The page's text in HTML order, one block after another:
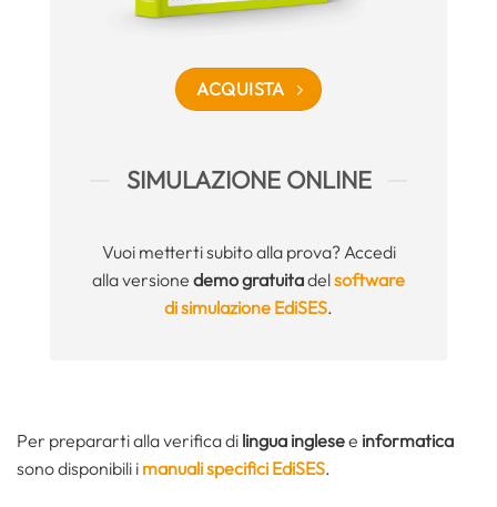
ACQUISTA
SIMULAZIONE ONLINE
Vuoi metterti subito alla prova? Accedi
alla versione demo gratuitadelsoftware
di simulazione EdiSES.
Per prepararti alla verifica di lingua inglesee informatica
sono disponibili i manuali specifici EdiSES.